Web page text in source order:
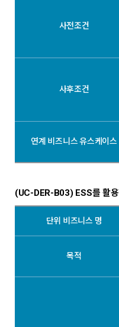
사전조건
사후조건
연계 비즈니스 유스케이스
(UC-DER-B03) ESS를 활
단위 비즈니스 명
목적